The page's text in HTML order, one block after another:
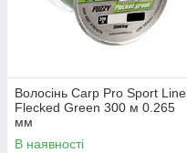
Волосінь Carp Pro Sport Line
Flecked Green 300 м 0.265
мм
В наявності